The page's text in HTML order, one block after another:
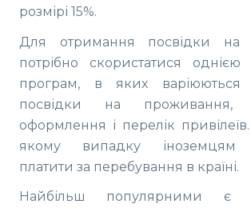
розмірі 15%.
Для отримання посвідки на
потрібно скористатися
програм, в яких варіюються
посвідки на проживання,
оформлення і перелік
якому випадку іноземцям
платити за перебування в країні.
Найбільш популярними є